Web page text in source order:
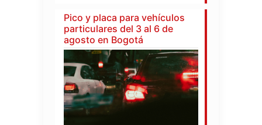
Pico y placa para vehículos
particulares del 3 al 6 de
agosto en Bogotá